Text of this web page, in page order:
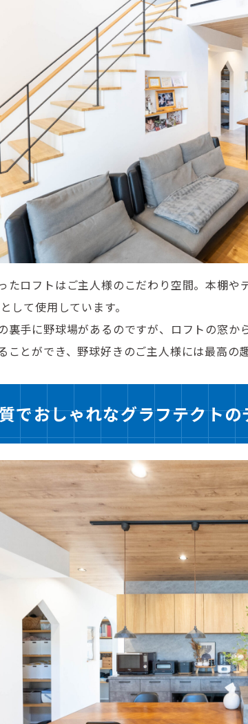
たロフトはご主人様のこだわり空間。本棚
して使用しています。
裏手に野球場があるのですが、ロフトの窓
ことができ、野球好きのご主人様には最高の
でおしゃれなグラフテクト